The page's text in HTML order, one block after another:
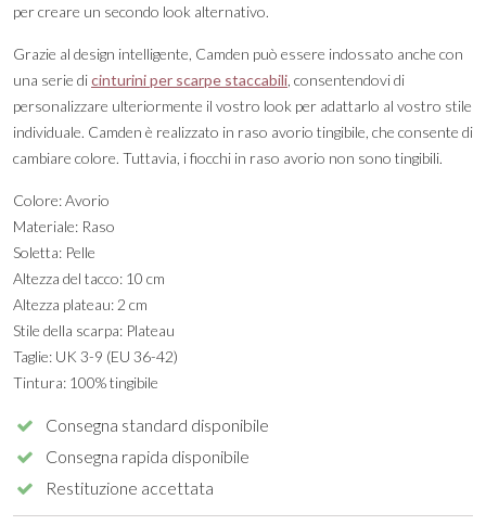
per creare un secondo look alternativo.
Grazie al design intelligente, Camden può essere indossato anche con
una serie dicinturini per scarpe staccabili , consentendovi di
personalizzare ulteriormente il vostro look per adattarlo al vostro stile
individuale. Camden è realizzato in raso avorio tingibile, che consente di
cambiare colore. Tuttavia, i fiocchi in raso avorio non sono tingibili.
Colore: Avorio
Materiale: Raso
Soletta: Pelle
Altezza del tacco: 10 cm
Altezza plateau: 2 cm
Stile della scarpa: Plateau
Taglie: UK 3-9 (EU 36-42)
Tintura: 100% tingibile
Consegna standard disponibile
Consegna rapida disponibile
Restituzione accettata